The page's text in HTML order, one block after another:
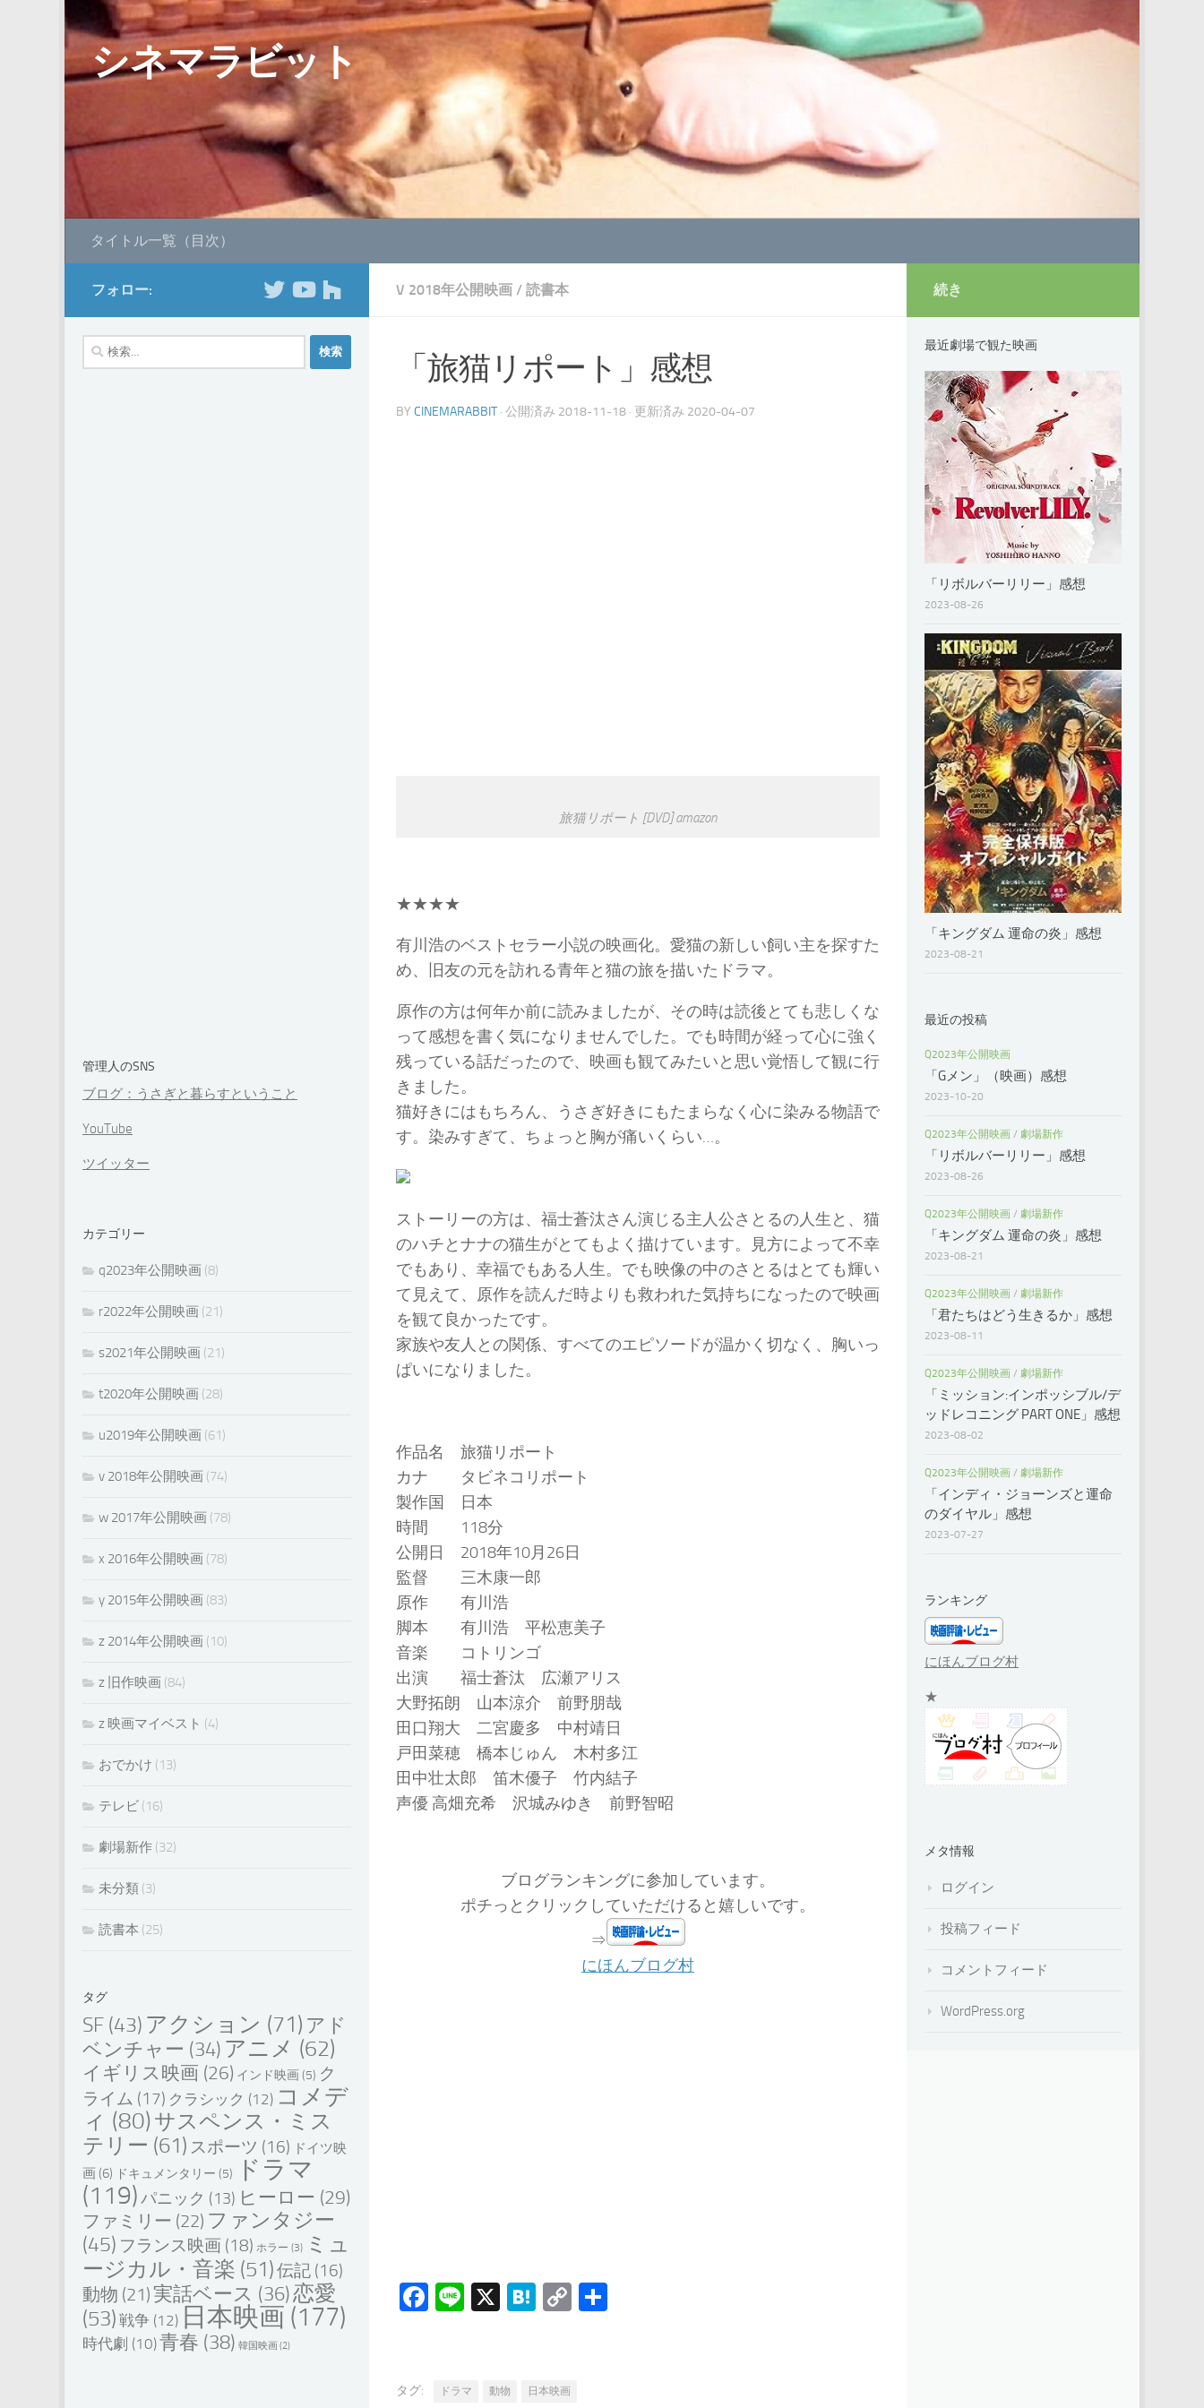
コンテンツへスキップ
シネマラビット
タイトル一覧（目次）
V 2018年公開映画 / 読書本
「旅猫リポート」感想
BY CINEMARABBIT · 公開済み 2018-11-18 · 更新済み 2020-04-07
旅猫リポート [DVD] amazon
★★★★
有川浩のベストセラー小説の映画化。愛猫の新しい飼い主を探すた
め、旧友の元を訪れる青年と猫の旅を描いたドラマ。
原作の方は何年か前に読みましたが、その時は読後とても悲しくな
って感想を書く気になりませんでした。でも時間が経って心に強く
残っている話だったので、映画も観てみたいと思い覚悟して観に行
きました。
猫好きにはもちろん、うさぎ好きにもたまらなく心に染みる物語で
す。染みすぎて、ちょっと胸が痛いくらい…。
ストーリーの方は、福士蒼汰さん演じる主人公さとるの人生と、猫
のハチとナナの猫生がとてもよく描けています。見方によって不幸
でもあり、幸福でもある人生。でも映像の中のさとるはとても輝い
て見えて、原作を読んだ時よりも救われた気持ちになったので映画
を観て良かったです。
家族や友人との関係、すべてのエピソードが温かく切なく、胸いっ
ぱいになりました。
作品名 旅猫リポート
カナ タビネコリポート
製作国 日本
時間 118分
公開日 2018年10月26日
監督 三木康一郎
原作 有川浩
脚本 有川浩 平松恵美子
音楽 コトリンゴ
出演 福士蒼汰 広瀬アリス
大野拓朗 山本涼介 前野朋哉
田口翔大 二宮慶多 中村靖日
戸田菜穂 橋本じゅん 木村多江
田中壮太郎 笛木優子 竹内結子
声優 高畑充希 沢城みゆき 前野智昭
ブログランキングに参加しています。
ポチっとクリックしていただけると嬉しいです。
⇒
にほんブログ村
Facebook
LineX Hatena
Copy
タグ: ドラマ 動物 日本映画
フォロー:
検
索:
管理人のSNS
ブログ：うさぎと暮らすということ
YouTube
ツイッター
カテゴリー
q2023年公開映画 (8)
r2022年公開映画 (21)
s2021年公開映画 (21)
t2020年公開映画 (28)
u2019年公開映画 (61)
v 2018年公開映画 (74)
w 2017年公開映画 (78)
x 2016年公開映画 (78)
y 2015年公開映画 (83)
z 2014年公開映画 (10)
z 旧作映画 (84)
z 映画マイベスト (4)
おでかけ (13)
テレビ (16)
劇場新作 (32)
未分類 (3)
読書本 (25)
タグ
SF (43) アクション (71) アド
ベンチャー (34) アニメ (62)
イギリス映画 (26) インド映画(5) ク
ライム (17) クラシック (12) コメデ
ィ (80) サスペンス・ミス
テリー (61) スポーツ (16) ドイツ映
画 (6) ドキュメンタリー (5)
ドラマ
(119)パニック (13) ヒーロー (29)
ファミリー (22) ファンタジー
(45) フランス映画 (18) ホラー (3)
ミュ
ージカル・音楽 (51)伝記 (16)
動物 (21) 実話ベース (36)恋愛
(53) 戦争 (12) 日本映画 (177)
時代劇 (10)青春 (38) 韓国映画 (2)
続き
最近劇場で観た映画
「リボルバーリリー」感想
2023-08-26
「キングダム 運命の炎」感想
2023-08-21
最近の投稿
Q2023年公開映画
「Gメン」（映画）感想
2023-10-20
Q2023年公開映画 / 劇場新作
「リボルバーリリー」感想
2023-08-26
Q2023年公開映画 / 劇場新作
「キングダム 運命の炎」感想
2023-08-21
Q2023年公開映画 / 劇場新作
「君たちはどう生きるか」感想
2023-08-11
Q2023年公開映画 / 劇場新作
「ミッション:インポッシブル/デ
ッドレコニング PART ONE」感想
2023-08-02
Q2023年公開映画 / 劇場新作
「インディ・ジョーンズと運命
のダイヤル」感想
2023-07-27
ランキング
にほんブログ村
★
メタ情報
ログイン
投稿フィード
コメントフィード
WordPress.org